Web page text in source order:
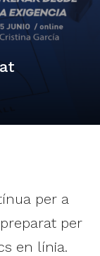
per a
per
en línia.